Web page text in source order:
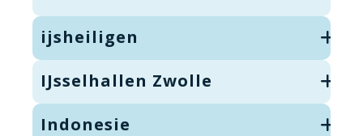
ijsheiligen
IJsselhallen Zwolle
Indonesie